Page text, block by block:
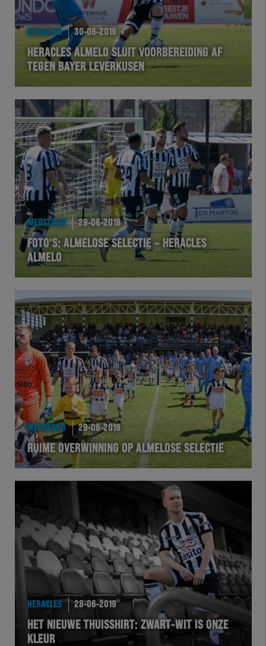
HERACLES 30-06-2019
HERACLES ALMELO SLUIT VOORBEREIDING AF
TEGEN BAYER LEVERKUSEN
WEDSTRIJD 29-06-2019
FOTO’S: ALMELOSE SELECTIE – HERACLES
ALMELO
WEDSTRIJD 29-06-2019
RUIME OVERWINNING OP ALMELOSE SELECTIE
HERACLES 28-06-2019
HET NIEUWE THUISSHIRT: ZWART-WIT IS ONZE
KLEUR